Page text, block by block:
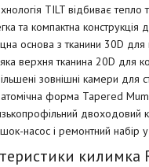
TILT відбиває
та компактна конструкція
основа з тканини 30D
верхня тканина 20D для
зовнішні камери для
форма Tapered
двоходовий
насос і ремонтний набір у
килимка